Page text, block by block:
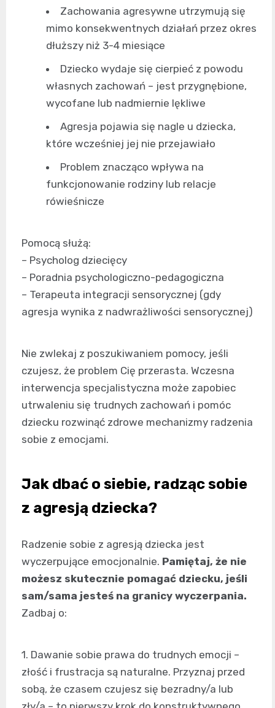
Zachowania agresywne utrzymują się
mimo konsekwentnych działań przez okres
dłuższy niż 3-4 miesiące
Dziecko wydaje się cierpieć z powodu
własnych zachowań – jest przygnębione,
wycofane lub nadmiernie lękliwe
Agresja pojawia się nagle u dziecka,
które wcześniej jej nie przejawiało
Problem znacząco wpływa na
funkcjonowanie rodziny lub relacje
rówieśnicze
Pomocą służą:
– Psycholog dziecięcy
– Poradnia psychologiczno-pedagogiczna
– Terapeuta integracji sensorycznej (gdy
agresja wynika z nadwrażliwości sensorycznej)
Nie zwlekaj z poszukiwaniem pomocy, jeśli
czujesz, że problem Cię przerasta. Wczesna
interwencja specjalistyczna może zapobiec
utrwaleniu się trudnych zachowań i pomóc
dziecku rozwinąć zdrowe mechanizmy radzenia
sobie z emocjami.
Jak dbać o siebie, radząc sobie
z agresją dziecka?
Radzenie sobie z agresją dziecka jest
wyczerpujące emocjonalnie. Pamiętaj, że nie
możesz skutecznie pomagać dziecku, jeśli
sam/sama jesteś na granicy wyczerpania.
Zadbaj o:
1. Dawanie sobie prawa do trudnych emocji –
złość i frustracja są naturalne. Przyznaj przed
sobą, że czasem czujesz się bezradny/a lub